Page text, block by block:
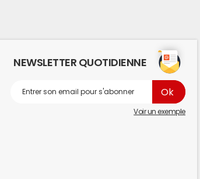
NEWSLETTER QUOTIDIENNE
Voir un exemple